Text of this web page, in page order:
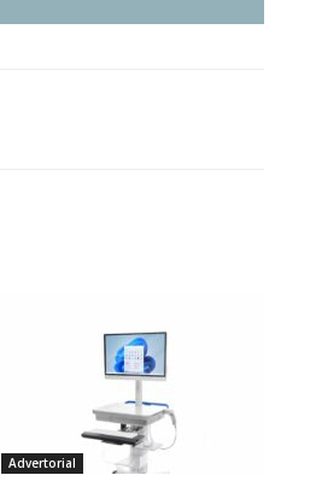
Advertorial